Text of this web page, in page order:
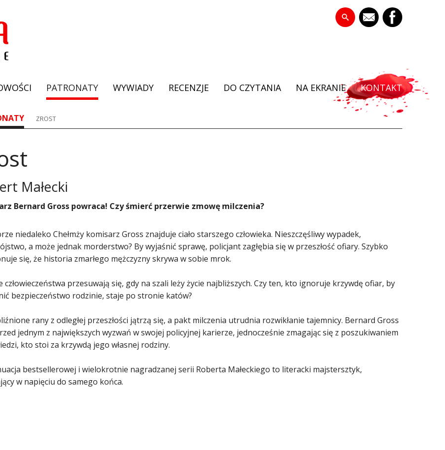
PATRONATY WYWIADY RECENZJE DO CZYTANIA NA EKRANIE KONTAKT
ZROST
Małecki
Bernard Gross powraca! Czy śmierć przerwie zmowę milczenia?
niedaleko Chełmży komisarz Gross znajduje ciało starszego człowieka. Nieszczęśliwy wypadek,
a może jednak morderstwo? By wyjaśnić sprawę, policjant zagłębia się w przeszłość ofiary. Szybko
się, że historia zmarłego mężczyzny skrywa w sobie mrok.
człowieczeństwa przesuwają się, gdy na szali leży życie najbliższych. Czy ten, kto ignoruje krzywdę ofiar, by
bezpieczeństwo rodzinie, staje po stronie katów?
rany z odległej przeszłości jątrzą się, a pakt milczenia utrudnia rozwikłanie tajemnicy. Bernard Gross
jednym z największych wyzwań w swojej policyjnej karierze, jednocześnie zmagając się z poszukiwaniem
kto stoi za krzywdą jego własnej rodziny.
bestsellerowej i wielokrotnie nagradzanej serii Roberta Małeckiego to literacki majstersztyk,
w napięciu do samego końca.